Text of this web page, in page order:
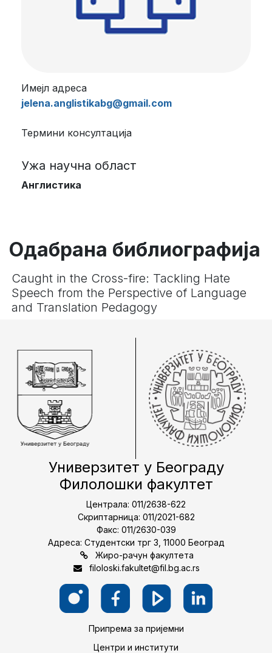
Имејл адреса
jelena.anglistikabg@gmail.com
Термини консултација
Ужа научна област
Англистика
Одабрана библиографија
Caught in the Cross-fire: Tackling Hate
Speech from the Perspective of Language
and Translation Pedagogy
Универзитет у Београду
Филолошки факултет
Централа: 011/2638-622
Скриптарница: 011/2021-682
Факс: 011/2630-039
Адреса: Студентски трг 3, 11000 Београд
Жиро-рачун факултета
filoloski.fakultet@fil.bg.ac.rs
Припрема за пријемни
Центри и институти